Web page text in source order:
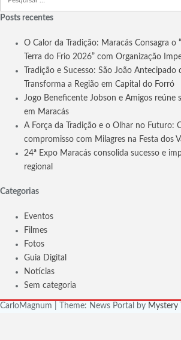
Posts recentes
O Calor da Tradição: Maracás Consagra o
Terra do Frio 2026” com Organização
Tradição e Sucesso: São João Antecipado
Transforma a Região em Capital do Forró
Jogo Beneficente Jobson e Amigos reúne
em Maracás
A Força da Tradição e o Olhar no Futuro:
compromisso com Milagres na Festa dos
24ª Expo Maracás consolida sucesso e
regional
Categorias
Eventos
Filmes
Fotos
Guia Digital
Notícias
Sem categoria
CarloMagnum Theme: News Portal by Mystery